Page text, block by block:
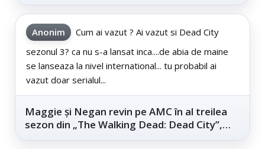
Anonim
Cum ai vazut ? Ai vazut si Dead City
sezonul 3? ca nu s-a lansat inca....de abia de maine
se lanseaza la nivel international... tu probabil ai
vazut doar serialul...
Maggie și Negan revin pe AMC în al treilea
sezon din „The Walking Dead: Dead City”,